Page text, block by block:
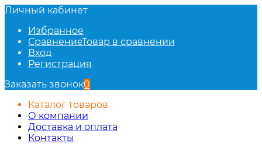
Личный кабинет
Избранное
СравнениеТовар в сравнении
Вход
Регистрация
Заказать звонок0
Каталог товаров
О компании
Доставка и оплата
Контакты